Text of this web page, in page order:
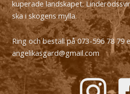
kuperade landskapet.
ska i skogens mylla.
Ring och beställ på 073-596 78 79
angelikasgard@gmail.com